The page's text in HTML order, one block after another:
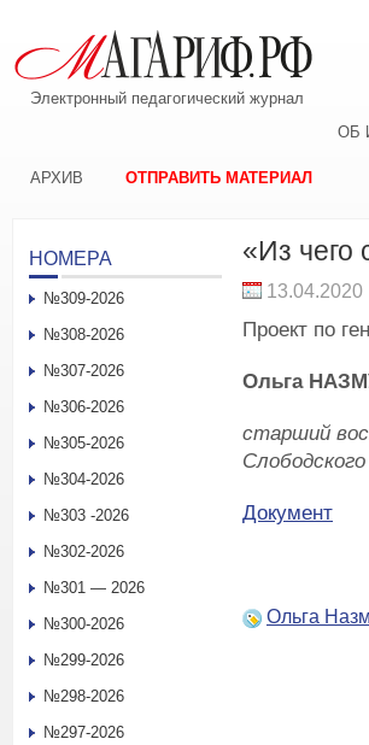
Электронный педагогический журнал
ОБ
АРХИВ ОТПРАВИТЬ МАТЕРИАЛ
«Из чего
13.04.2020
Проект по
Ольга
старший
Документ
Ольга
НОМЕРА
№309-2026
№308-2026
№307-2026
№306-2026
№305-2026
№304-2026
№303 -2026
№302-2026
№301 — 2026
№300-2026
№299-2026
№298-2026
№297-2026